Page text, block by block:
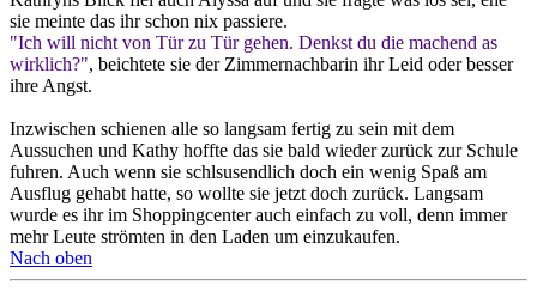
sie meinte das ihr schon nix passiere.
"Ich will nicht von Tür zu Tür gehen. Denkst du die machend as
wirklich?", beichtete sie der Zimmernachbarin ihr Leid oder besser
ihre Angst.
Inzwischen schienen alle so langsam fertig zu sein mit dem
Aussuchen und Kathy hoffte das sie bald wieder zurück zur Schule
fuhren. Auch wenn sie schlsusendlich doch ein wenig Spaß am
Ausflug gehabt hatte, so wollte sie jetzt doch zurück. Langsam
wurde es ihr im Shoppingcenter auch einfach zu voll, denn immer
mehr Leute strömten in den Laden um einzukaufen.
Nach oben